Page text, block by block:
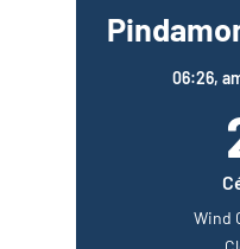
06:26,
Wind